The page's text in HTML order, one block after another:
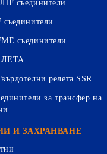
съединители
съединители
съединители
релета SSR
за трансфер на
И ЗАХРАНВАНЕ